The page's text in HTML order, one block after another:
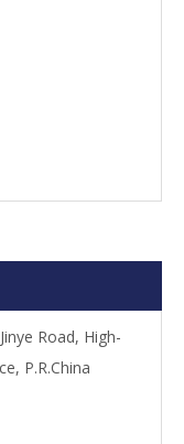
Road, High-
P.R.China